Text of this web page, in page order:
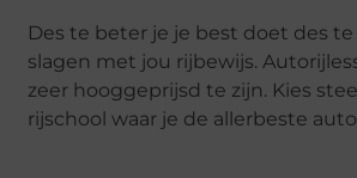
Des te beter je je best doet des
slagen met jou rijbewijs.
zeer hooggeprijsd te zijn. Kies
rijschool waar je de allerbeste